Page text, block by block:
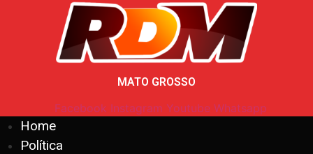
MATO GROSSO
Facebook Instagram Youtube Whatsapp
Home
Política